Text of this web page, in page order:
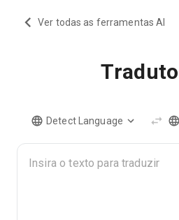
Ver todas as ferramentas AI
Detect Language